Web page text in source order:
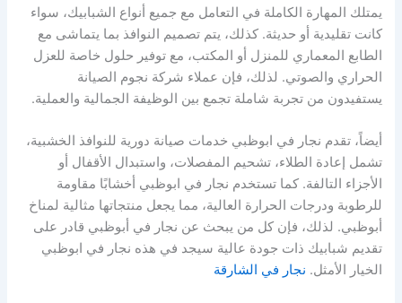
يمتلك المهارة الكاملة في التعامل مع جميع أنواع الشبابيك، سواء
كانت تقليدية أو حديثة. كذلك، يتم تصميم النوافذ بما يتماشى مع
الطابع المعماري للمنزل أو المكتب، مع توفير حلول خاصة للعزل
الحراري والصوتي. لذلك، فإن عملاء شركة نجوم الصيانة
يستفيدون من تجربة شاملة تجمع بين الوظيفة الجمالية والعملية.
أيضاً، تقدم نجار في ابوظبي خدمات صيانة دورية للنوافذ الخشبية،
تشمل إعادة الطلاء، تشحيم المفصلات، واستبدال الأقفال أو
الأجزاء التالفة. كما تستخدم نجار في ابوظبي أخشابًا مقاومة
للرطوبة ودرجات الحرارة العالية، مما يجعل منتجاتها مثالية لمناخ
أبوظبي. لذلك، فإن كل من يبحث عن نجار في أبوظبي قادر على
تقديم شبابيك ذات جودة عالية سيجد في هذه نجار في ابوظبي
الخيار الأمثل. نجار في الشارقة